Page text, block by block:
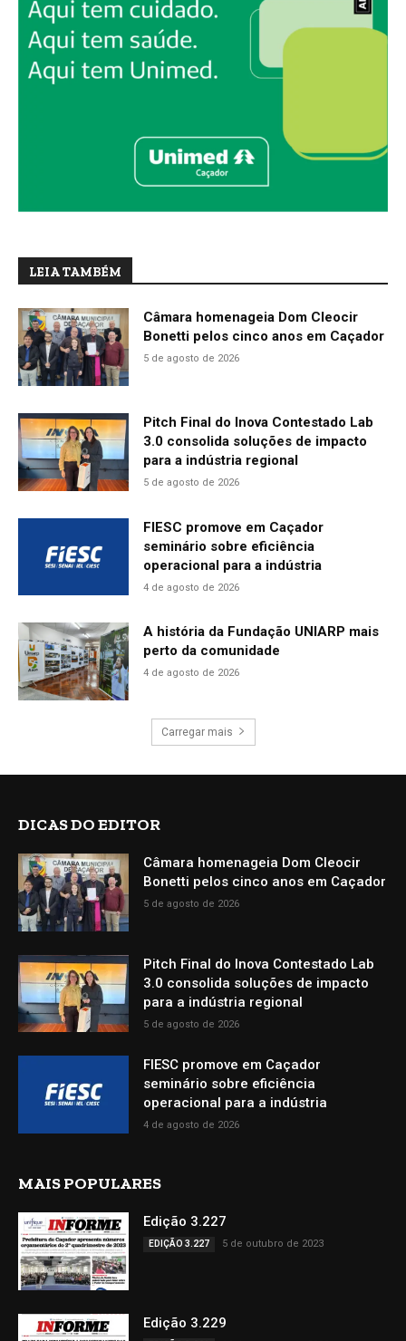
LEIA TAMBÉM
Câmara homenageia Dom Cleocir
Bonetti pelos cinco anos em Caçador
5 de agosto de 2026
Pitch Final do Inova Contestado Lab
3.0 consolida soluções de impacto
para a indústria regional
5 de agosto de 2026
FIESC promove em Caçador
seminário sobre eficiência
operacional para a indústria
4 de agosto de 2026
A história da Fundação UNIARP mais
perto da comunidade
4 de agosto de 2026
Carregar mais
DICAS DO EDITOR
Câmara homenageia Dom Cleocir
Bonetti pelos cinco anos em Caçador
5 de agosto de 2026
Pitch Final do Inova Contestado Lab
3.0 consolida soluções de impacto
para a indústria regional
5 de agosto de 2026
FIESC promove em Caçador
seminário sobre eficiência
operacional para a indústria
4 de agosto de 2026
MAIS POPULARES
Edição 3.227
EDIÇÃO 3.227 5 de outubro de 2023
Edição 3.229